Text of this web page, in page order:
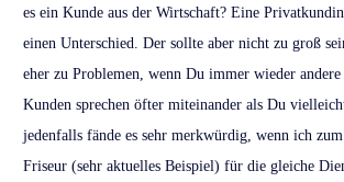
es ein Kunde aus der Wirtschaft? Eine
einen Unterschied. Der sollte aber nicht zu groß
eher zu Problemen, wenn Du immer wieder andere
Kunden sprechen öfter miteinander als Du
jedenfalls fände es sehr merkwürdig, wenn ich
Friseur (sehr aktuelles Beispiel) für die gleiche